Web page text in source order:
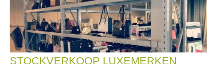
STOCKVERKOOP LUXEMERKEN